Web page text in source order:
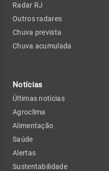
Radar RJ
Outros radares
Chuva prevista
Chuva acumulada
Notícias
Últimas notícias
Agroclima
Alimentação
Saúde
Alertas
Sustentabilidade